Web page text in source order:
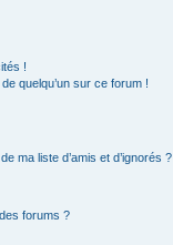
!
quelqu’un sur ce forum !
ma liste d’amis et d’ignorés ?
forums ?